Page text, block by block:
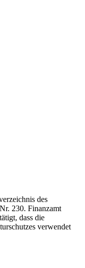
des
230. Finanzamt
dass die
verwendet